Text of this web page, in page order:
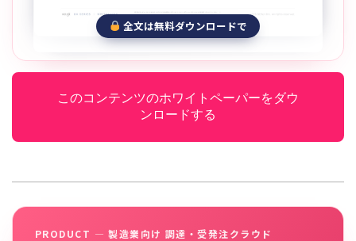
全文は無料ダウンロードで
このコンテンツのホワイトペーパーをダウ
ンロードする
PRODUCT — 製造業向け 調達・受発注クラウド